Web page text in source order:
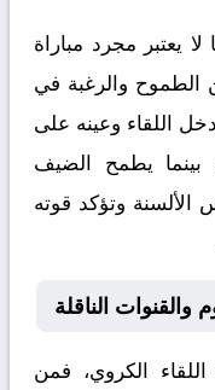
يعتبر مجرد مباراة
الطموح والرغبة في
اللقاء وعينه على
بينما يطمح الضيف
الألسنة وتؤكد قوته
والقنوات الناقلة
الكروي، فمن